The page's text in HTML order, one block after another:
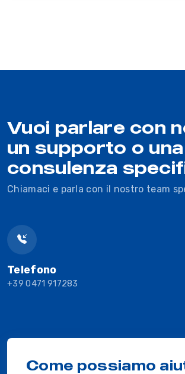
Vuoi parlare con
un supporto o una
consulenza
Chiamaci e parla con il nostro team
Telefono
+39 0471 917283
Come possiamo